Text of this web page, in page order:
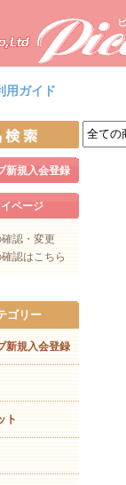
用ガイド
新規入会登録
ページ
認・変更
認はこちら
ゴリー
新規入会登録
ト